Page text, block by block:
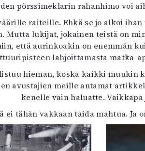
pörssimeklarin rahanhimo voi
raiteille. Ehkä se jo alkoi
Mutta lukijat, jokainen teistä on
että aurinkoakin on enemmän
lahjoittamasta matka-
hieman, koska kaikki
avustajien meille antamat
kenelle vain haluatte. Vaikkapa
ei tähän vakkaan taida mahtua. Ja